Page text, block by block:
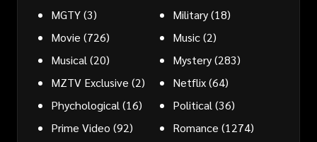
MGTY(3) Military(18)
Movie (726) Music(2)
Musical (20) Mystery(283)
MZTV Exclusive (2) Netflix(64)
Phychological (16) Political (36)
Prime Video (92) Romance (1274)